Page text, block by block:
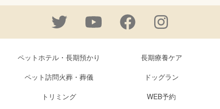
ペットホテル・長期預かり
長期療養ケア
ペット訪問火葬・葬儀
ドッグラン
トリミング
WEB予約